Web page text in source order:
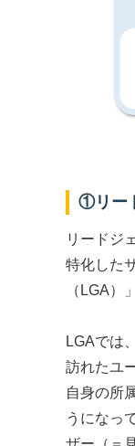
①リー
リードジ
特化した
（LGA）
LGAでは
訪れたユ
自身の所
うになっ